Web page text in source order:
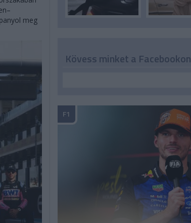
meg
Kövess minket a Facebookon
F1